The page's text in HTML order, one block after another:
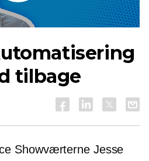
Lyt
tilbage
Showværterne Jesse